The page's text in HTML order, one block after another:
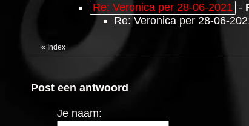
Re: Veronica per 28-06-2021 -
Re: Veronica per 28-06-
« Index
Post een antwoord
Je naam: